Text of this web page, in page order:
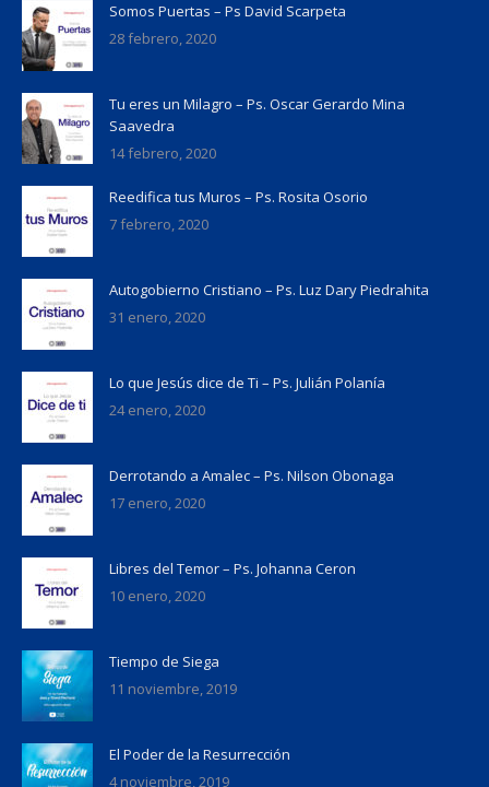
Somos Puertas – Ps David Scarpeta
28 febrero, 2020
Tu eres un Milagro – Ps. Oscar Gerardo Mina
Saavedra
14 febrero, 2020
Reedifica tus Muros – Ps. Rosita Osorio
7 febrero, 2020
Autogobierno Cristiano – Ps. Luz Dary Piedrahita
31 enero, 2020
Lo que Jesús dice de Ti – Ps. Julián Polanía
24 enero, 2020
Derrotando a Amalec – Ps. Nilson Obonaga
17 enero, 2020
Libres del Temor – Ps. Johanna Ceron
10 enero, 2020
Tiempo de Siega
11 noviembre, 2019
El Poder de la Resurrección
4 noviembre, 2019